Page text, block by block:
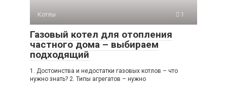
Котлы 1
Газовый котел для отопления
частного дома – выбираем
подходящий
1. Достоинства и недостатки газовых котлов – что
нужно знать? 2. Типы агрегатов – нужно